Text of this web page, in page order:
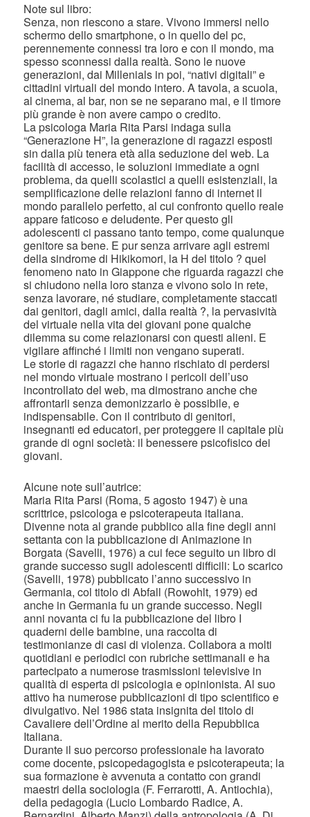
Note sul libro:
Senza, non riescono a stare. Vivono immersi nello
schermo dello smartphone, o in quello del pc,
perennemente connessi tra loro e con il mondo, ma
spesso sconnessi dalla realtà. Sono le nuove
generazioni, dai Millenials in poi, “nativi digitali” e
cittadini virtuali del mondo intero. A tavola, a scuola,
al cinema, al bar, non se ne separano mai, e il timore
più grande è non avere campo o credito.
La psicologa Maria Rita Parsi indaga sulla
“Generazione H”, la generazione di ragazzi esposti
sin dalla più tenera età alla seduzione del web. La
facilità di accesso, le soluzioni immediate a ogni
problema, da quelli scolastici a quelli esistenziali, la
semplificazione delle relazioni fanno di internet il
mondo parallelo perfetto, al cui confronto quello reale
appare faticoso e deludente. Per questo gli
adolescenti ci passano tanto tempo, come qualunque
genitore sa bene. E pur senza arrivare agli estremi
della sindrome di Hikikomori, la H del titolo ? quel
fenomeno nato in Giappone che riguarda ragazzi che
si chiudono nella loro stanza e vivono solo in rete,
senza lavorare, né studiare, completamente staccati
dai genitori, dagli amici, dalla realtà ?, la pervasività
del virtuale nella vita dei giovani pone qualche
dilemma su come relazionarsi con questi alieni. E
vigilare affinché i limiti non vengano superati.
Le storie di ragazzi che hanno rischiato di perdersi
nel mondo virtuale mostrano i pericoli dell’uso
incontrollato del web, ma dimostrano anche che
affrontarli senza demonizzarlo è possibile, e
indispensabile. Con il contributo di genitori,
insegnanti ed educatori, per proteggere il capitale più
grande di ogni società: il benessere psicofisico dei
giovani.
Alcune note sull’autrice:
Maria Rita Parsi (Roma, 5 agosto 1947) è una
scrittrice, psicologa e psicoterapeuta italiana.
Divenne nota al grande pubblico alla fine degli anni
settanta con la pubblicazione di Animazione in
Borgata (Savelli, 1976) a cui fece seguito un libro di
grande successo sugli adolescenti difficili: Lo scarico
(Savelli, 1978) pubblicato l’anno successivo in
Germania, col titolo di Abfall (Rowohlt, 1979) ed
anche in Germania fu un grande successo. Negli
anni novanta ci fu la pubblicazione del libro I
quaderni delle bambine, una raccolta di
testimonianze di casi di violenza. Collabora a molti
quotidiani e periodici con rubriche settimanali e ha
partecipato a numerose trasmissioni televisive in
qualità di esperta di psicologia e opinionista. Al suo
attivo ha numerose pubblicazioni di tipo scientifico e
divulgativo. Nel 1986 stata insignita del titolo di
Cavaliere dell’Ordine al merito della Repubblica
Italiana.
Durante il suo percorso professionale ha lavorato
come docente, psicopedagogista e psicoterapeuta; la
sua formazione è avvenuta a contatto con grandi
maestri della sociologia (F. Ferrarotti, A. Antiochia),
della pedagogia (Lucio Lombardo Radice, A.